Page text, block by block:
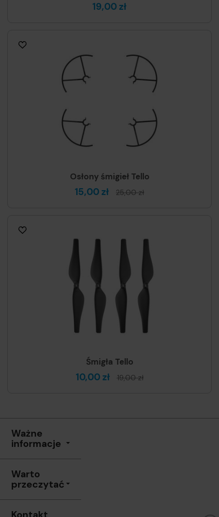
19,00 zł
Osłony śmigieł Tello
15,00 zł 25,00 zł
Śmigła Tello
10,00 zł 19,00 zł
Ważne
informacje
Warto
przeczytać